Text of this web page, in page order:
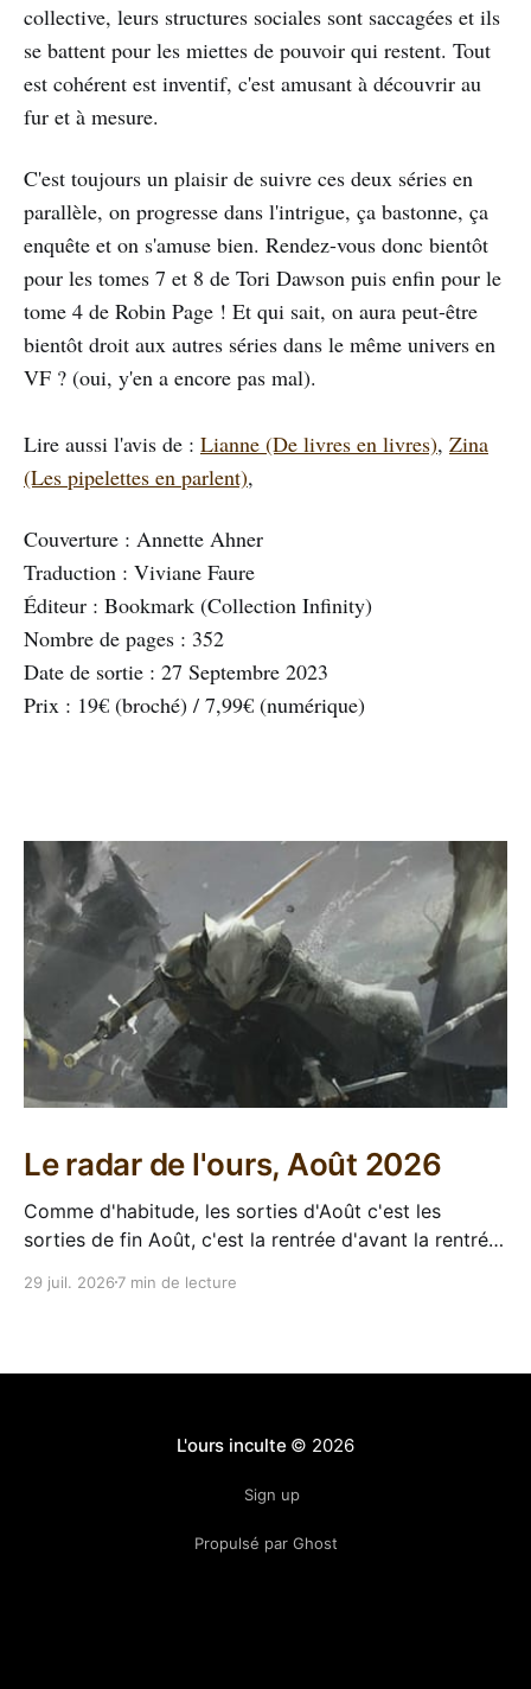
collective, leurs structures sociales sont saccagées et ils
se battent pour les miettes de pouvoir qui restent. Tout
est cohérent est inventif, c'est amusant à découvrir au
fur et à mesure.
C'est toujours un plaisir de suivre ces deux séries en
parallèle, on progresse dans l'intrigue, ça bastonne, ça
enquête et on s'amuse bien. Rendez-vous donc bientôt
pour les tomes 7 et 8 de Tori Dawson puis enfin pour le
tome 4 de Robin Page ! Et qui sait, on aura peut-être
bientôt droit aux autres séries dans le même univers en
VF ? (oui, y'en a encore pas mal).
Lire aussi l'avis de : Lianne (De livres en livres), Zina
(Les pipelettes en parlent),
Couverture : Annette Ahner
Traduction : Viviane Faure
Éditeur : Bookmark (Collection Infinity)
Nombre de pages : 352
Date de sortie : 27 Septembre 2023
Prix : 19€ (broché) / 7,99€ (numérique)
Le radar de l'ours, Août 2026
Comme d'habitude, les sorties d'Août c'est les
sorties de fin Août, c'est la rentrée d'avant la rentrée,
29 juil. 2026 7 min de lecture
L'ours inculte © 2026
Sign up
Propulsé par Ghost